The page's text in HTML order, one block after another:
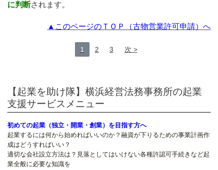
に判断されます。
▲このページのＴＯＰ（古物営業許可申請）へ
1 2 3 次
【起業を助け隊】横浜経営法務事務所の起業
支援サービスメニュー
初めての起業（独立・開業・創業）を目指す方へ
起業するには何から始めればいいのか？融資が下りるための事業計画作
成はどうすればいい？
適切な会社設立方法は？見落としてはいけない各種許認可手続きなど起
業全般に必要な知識を